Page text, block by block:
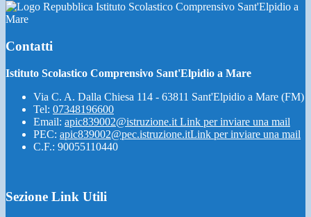
Istituto Scolastico Comprensivo Sant'Elpidio a
Mare
Contatti
Istituto Scolastico Comprensivo Sant'Elpidio a Mare
Via C. A. Dalla Chiesa 114 - 63811 Sant'Elpidio a Mare (FM)
Tel: 07348196600
Email: apic839002@istruzione.it Link per inviare una mail
PEC: apic839002@pec.istruzione.itLink per inviare una mail
C.F.: 90055110440
Sezione Link Utili